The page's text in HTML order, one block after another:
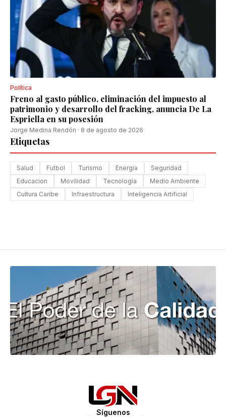
Política
Freno al gasto público, eliminación del impuesto al
patrimonio y desarrollo del fracking, anuncia De La
Espriella en su posesión
Jorge Medina Rendón · 8 de agosto de 2026
Etiquetas
Salud Futbol Turismo Energia
Seguridad
Educacion
Movilidad Tecnología
Medio Ambiente
Cultura Caribe
Infraestructura Inteligencia Artificial
Síguenos